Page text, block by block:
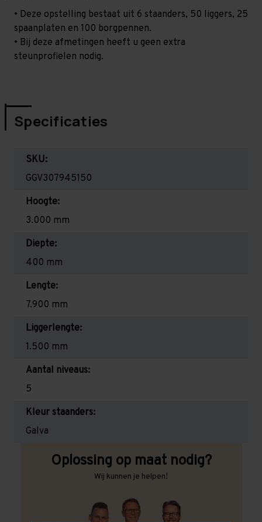
• Deze opstelling bestaat uit 6 staanders, 50 liggers, 25
spaanplaten en 100 borgpennen.
• Bij deze afmetingen heeft u geen extra
steunprofielen nodig.
Specificaties
SKU:
GGV307945150
Hoogte:
3.000 mm
Diepte:
400 mm
Lengte:
7.900 mm
Liggerlengte:
1.500 mm
Aantal niveaus:
5
Kleur staanders:
Galva
Oplossing op maat nodig?
Wij kunnen je helpen!